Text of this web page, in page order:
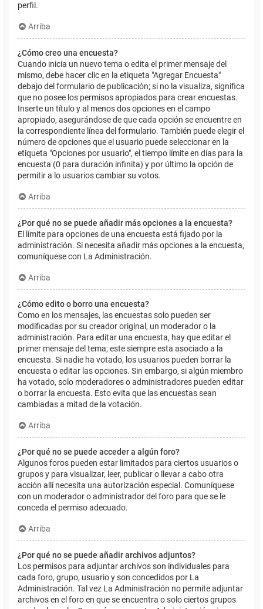
perfil.
Arriba
¿Cómo creo una encuesta?
Cuando inicia un nuevo tema o edita el primer mensaje del
mismo, debe hacer clic en la etiqueta "Agregar Encuesta"
debajo del formulario de publicación; si no la visualiza, significa
que no posee los permisos apropiados para crear encuestas.
Inserte un título y al menos dos opciones en el campo
apropiado, asegurándose de que cada opción se encuentre en
la correspondiente línea del formulario. También puede elegir el
número de opciones que el usuario puede seleccionar en la
etiqueta "Opciones por usuario", el tiempo límite en días para la
encuesta (0 para duración infinita) y por último la opción de
permitir a lo usuarios cambiar su votos.
Arriba
¿Por qué no se puede añadir más opciones a la encuesta?
El límite para opciones de una encuesta está fijado por la
administración. Si necesita añadir más opciones a la encuesta,
comuníquese con La Administración.
Arriba
¿Cómo edito o borro una encuesta?
Como en los mensajes, las encuestas solo pueden ser
modificadas por su creador original, un moderador o la
administración. Para editar una encuesta, hay que editar el
primer mensaje del tema; este siempre esta asociado a la
encuesta. Si nadie ha votado, los usuarios pueden borrar la
encuesta o editar las opciones. Sin embargo, si algún miembro
ha votado, solo moderadores o administradores pueden editar
o borrar la encuesta. Esto evita que las encuestas sean
cambiadas a mitad de la votación.
Arriba
¿Por qué no se puede acceder a algún foro?
Algunos foros pueden estar limitados para ciertos usuarios o
grupos y para visualizar, leer, publicar o llevar a cabo otra
acción allí necesita una autorización especial. Comuníquese
con un moderador o administrador del foro para que se le
conceda el permiso adecuado.
Arriba
¿Por qué no se puede añadir archivos adjuntos?
Los permisos para adjuntar archivos son individuales para
cada foro, grupo, usuario y son concedidos por La
Administración. Tal vez La Administración no permite adjuntar
archivos en el foro en que se encuentra o solo ciertos grupos